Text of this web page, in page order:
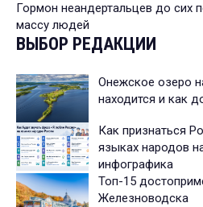
Гормон неандертальцев до сих
массу людей
ВЫБОР РЕДАКЦИИ
Онежское озеро
находится и как
Как признаться
языках народов
инфографика
Топ-15
Железноводска